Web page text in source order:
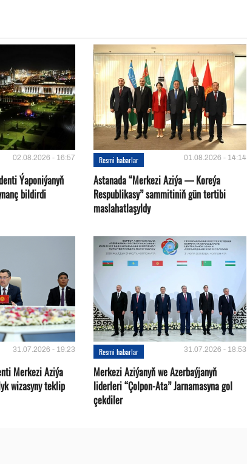
02.08.2026 - 16:57
Ýaponiýanyň
bildirdi
Resmi habarlar 01.08.2026 - 14:14
Astanada “Merkezi Aziýa — Koreýa
Respublikasy” sammitiniň gün tertibi
maslahatlaşyldy
31.07.2026 - 19:23
Merkezi Aziýa
wizasyny teklip
Resmi habarlar 31.07.2026 - 18:53
Merkezi Aziýanyň we Azerbaýjanyň
liderleri “Çolpon-Ata” Jarnamasyna gol
çekdiler